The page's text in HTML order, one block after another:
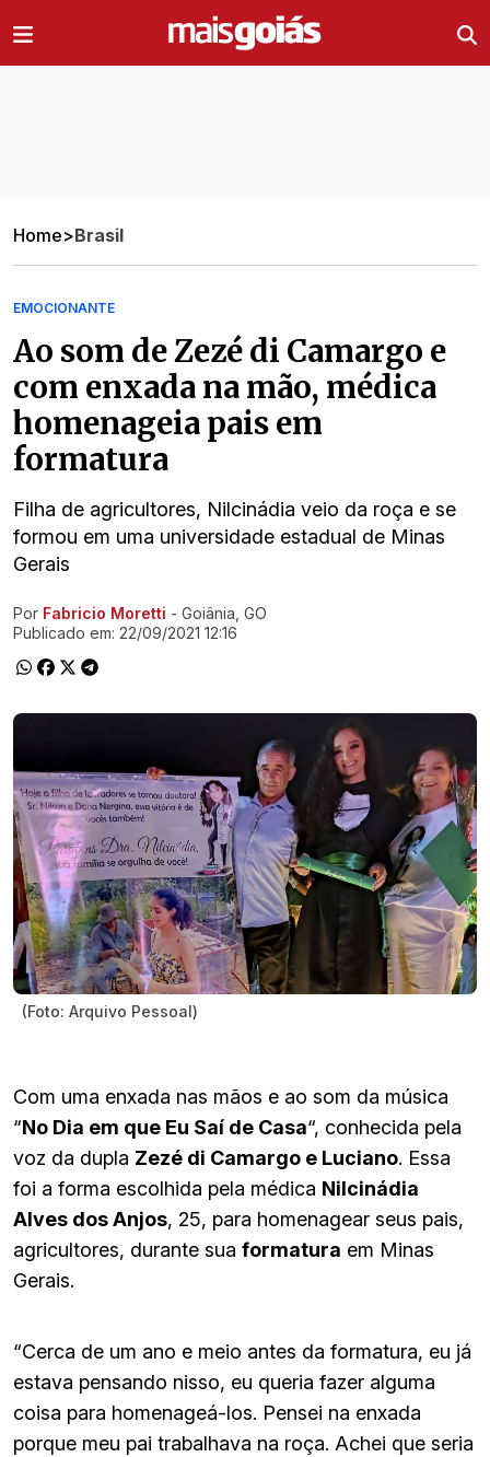
Home>Brasil
EMOCIONANTE
Ao som de Zezé di Camargo e
com enxada na mão, médica
homenageia pais em
formatura
Filha de agricultores, Nilcinádia veio da roça e se
formou em uma universidade estadual de Minas
Gerais
Ir direto pra matéria
Por Fabricio Moretti - Goiânia, GO
Publicado em: 22/09/2021 12:16
(Foto: Arquivo Pessoal)
Com uma enxada nas mãos e ao som da música
“No Dia em que Eu Saí de Casa“, conhecida pela
voz da dupla Zezé di Camargo e Luciano. Essa
foi a forma escolhida pela médica Nilcinádia
Alves dos Anjos, 25, para homenagear seus pais,
agricultores, durante sua formatura em Minas
Gerais.
“Cerca de um ano e meio antes da formatura, eu já
estava pensando nisso, eu queria fazer alguma
coisa para homenageá-los. Pensei na enxada
porque meu pai trabalhava na roça. Achei que seria